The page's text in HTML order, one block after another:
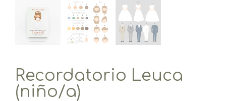
Recordatorio Leuca
(niño/a)